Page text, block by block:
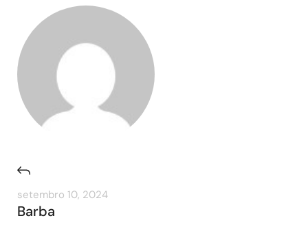
setembro 10, 2024
Barba